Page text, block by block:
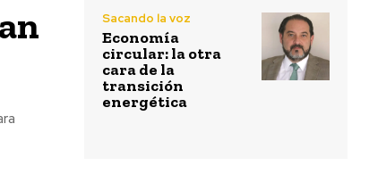
Sacando la voz
Economía
circular: la otra
cara de la
transición
energética